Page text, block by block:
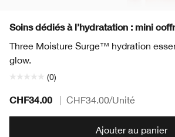
Soins dédiés à l’hydratation : mini
Three Moisture Surge™ hydration
glow.
(0)
CHF34.00 CHF34.00/Unité
Ajouter au panier